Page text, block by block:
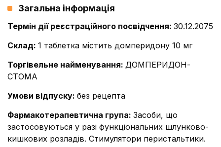
Загальна інформація
Термін дії реєстраційного посвідчення: 30.12.2075
Склад: 1 таблетка містить домперидону 10 мг
Торгівельне найменування: ДОМПЕРИДОН-
СТОМА
Умови відпуску: без рецепта
Фармакотерапевтична група: Засоби, що
застосовуються у разі функціональних шлунково-
кишкових розладів. Стимулятори перистальтики.